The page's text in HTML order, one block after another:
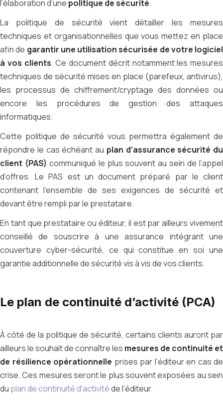
l’élaboration d’une politique de sécurité.
La politique de sécurité vient détailler les mesures
techniques et organisationnelles que vous mettez en place
afin de garantir une utilisation sécurisée de votre logiciel
à vos clients. Ce document décrit notamment les mesures
techniques de sécurité mises en place (parefeux, antivirus),
les processus de chiffrement/cryptage des données ou
encore les procédures de gestion des attaques
informatiques.
Cette politique de sécurité vous permettra également de
répondre le cas échéant au plan d’assurance sécurité du
client (PAS) communiqué le plus souvent au sein de l’appel
d’offres. Le PAS est un document préparé par le client
contenant l’ensemble de ses exigences de sécurité et
devant être rempli par le prestataire.
En tant que prestataire ou éditeur, il est par ailleurs vivement
conseillé de souscrire à une assurance intégrant une
couverture cyber-sécurité, ce qui constitue en soi une
garantie additionnelle de sécurité vis à vis de vos clients.
Le plan de continuité d’activité (PCA)
À côté de la politique de sécurité, certains clients auront par
ailleurs le souhait de connaître les mesures de continuité et
de résilience opérationnelle prises par l’éditeur en cas de
crise. Ces mesures seront le plus souvent exposées au sein
du plan de continuité d’activitéde l’éditeur.